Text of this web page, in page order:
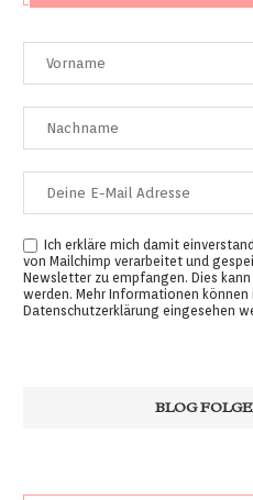
Ich erkläre mich damit
von Mailchimp verarbeitet und
Newsletter zu empfangen. Dies
werden. Mehr Informationen können
Datenschutzerklärung eingesehen